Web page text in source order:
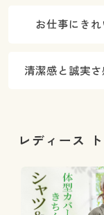
お仕事にきれ
清潔感と誠実さ
レディース